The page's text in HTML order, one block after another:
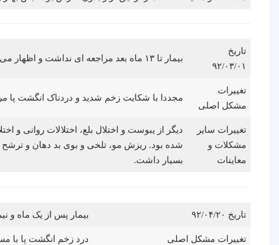
تاریخ
۹۲/۰۳/۰۱
بیمار تا ۱۳ ماه بعد مراجعه ای نداشت و اظهار می کرد که در این مدت علایم بسیار بهبود داشته است.
تغییرات
مشکل اصلی
مجددا با شکایت زخم شدید و دردناک انگشت پا
تغییرات سایر
مشکلات و
معاینات
دیگر از یبوست و اختلال بلع، اختلالات روانی
شده بود. ریزش مو، تلخی و بوی بد دهان و
بسیار داشت.
تاریخ ۹۲/۰۴/۲۰ بیمار پس از یک ماه و
تغییرات مشکل اصلی درد زخم انگشت پا با